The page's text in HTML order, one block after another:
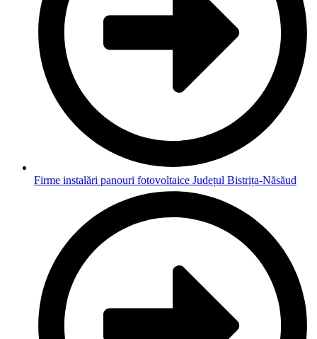
Firme instalări panouri fotovoltaice Județul Bistrița-Năsăud